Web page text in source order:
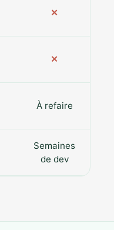
✕
✕
À refaire
Semaines
de dev